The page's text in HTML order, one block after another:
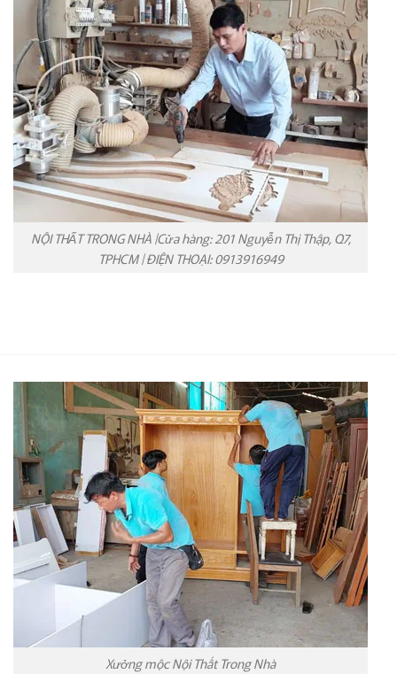
NỘI THẤT TRONG NHÀ |Cửa hàng: 201 Nguyễn Thị Thập, Q7,
TPHCM | ĐIỆN THOẠI: 0913916949
Xưởng mộc Nội Thất Trong Nhà